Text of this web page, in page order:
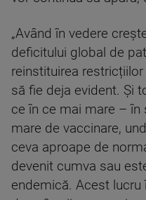
„Având în vedere
deficitului global de
reinstituirea
să fie deja evident. Și
ce în ce mai mare – în
mare de vaccinare,
ceva aproape de
devenit cumva sau
endemică. Acest lucru